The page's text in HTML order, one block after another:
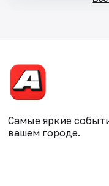
Самые яркие
вашем городе.